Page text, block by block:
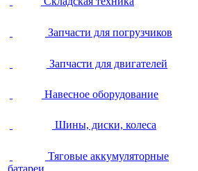
Запчасти для погрузчиков
Запчасти для двигателей
Навесное оборудование
Шины, диски, колеса
Тяговые аккумуляторные
батареи